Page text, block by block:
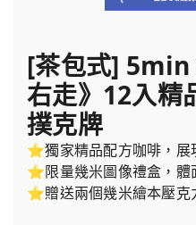
[茶包式] 5min
右走》12入精
撲克牌
⭐獨家精品配方咖啡，展
⭐限量幾米圖像禮盒，體
⭐贈送兩個幾米繪本壓克